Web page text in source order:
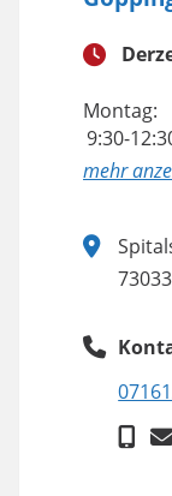
Montag:
9:30-